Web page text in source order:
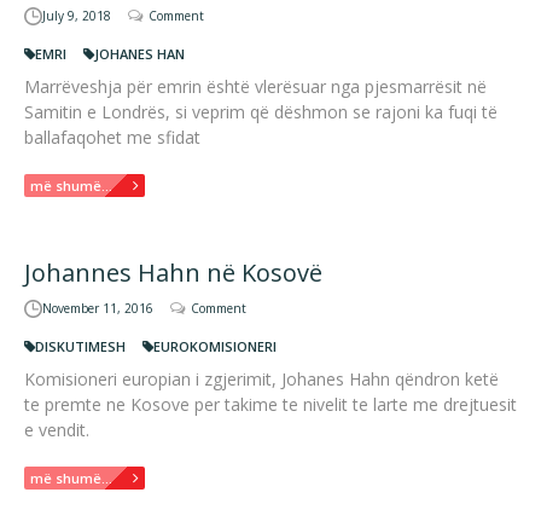
July 9, 2018 Comment
EMRI JOHANES HAN
Marrëveshja për emrin është vlerësuar nga pjesmarrësit në
Samitin e Londrës, si veprim që dëshmon se rajoni ka fuqi të
ballafaqohet me sfidat
më shumë...
Johannes Hahn në Kosovë
November 11, 2016 Comment
DISKUTIMESH EUROKOMISIONERI
Komisioneri europian i zgjerimit, Johanes Hahn qëndron ketë
te premte ne Kosove per takime te nivelit te larte me drejtuesit
e vendit.
më shumë...